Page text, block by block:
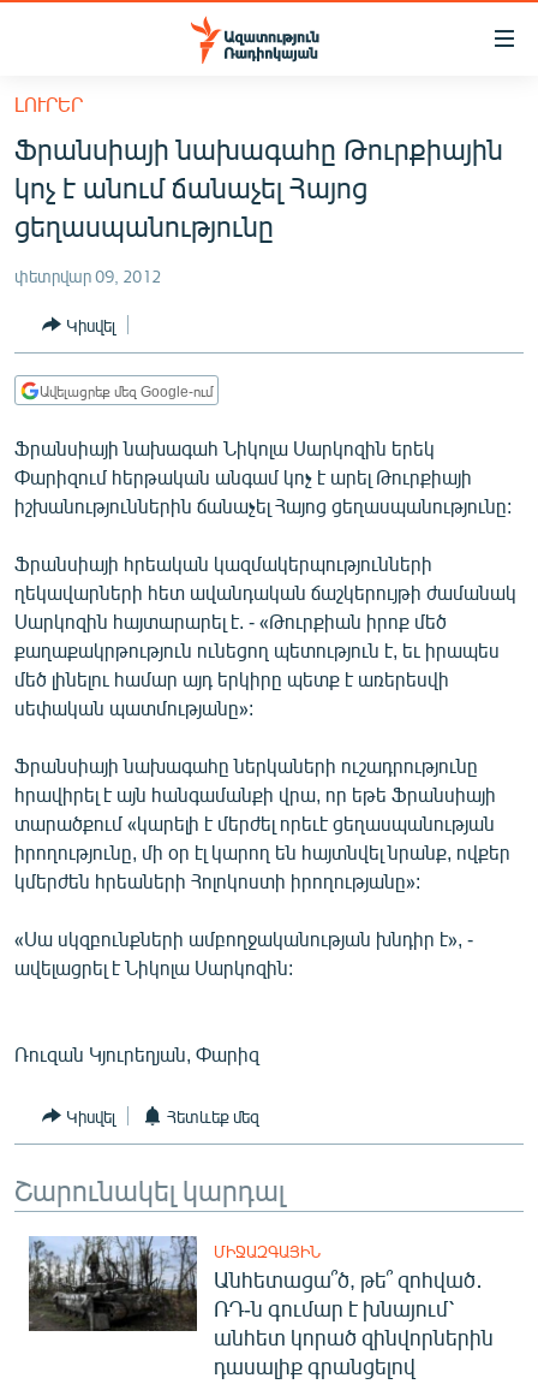
Մատչելիության
հիմնական
բովանդակությանը
Անցնել
հիմնական
մենյուին
ՀԱՅԱՍՏԱՆ
ՔԱՂԱՔԱԿԱՆ
ՀԱՍԱՐԱԿՈՒԹՅՈՒՆ
ՏՆՏԵՍՈՒԹՅՈՒՆ
ՊԱՏԵՐԱԶՄԻ 6 ՇԱԲԱԹՆԵՐԸ
ՏԱՐԱԾԱՇՐՋԱՆ
ՄԻՋԱԶԳԱՅԻՆ
ՄՇԱԿՈՒՅԹ
ՍՊՈՐՏ
ՄԵԿՆԱԲԱՆՈՒԹՅՈՒՆ
ԿՈՐՈՆԱՎԻՐՈՒՍ
ԱՐԽԻՎ
ՏԵՍԱՆՅՈՒԹԵՐ
ՁԳՏԵԼՈՎ ԼԱՎԱԳՈՒՅՆԻՆ
Հայերեն
Русский
ՀԵՏԵՎԵՔ ՄԵԶ
«Ազատության» բոլոր կայքերը
ԼՈՒՐԵՐ
Ֆրանսիայի նախագահը Թուրքիային
կոչ է անում ճանաչել Հայոց
ցեղասպանությունը
փետրվար 09, 2012
Կիսվել
Ավելացրեք մեզ Google-ում
Ֆրանսիայի նախագահ Նիկոլա Սարկոզին երեկ
Փարիզում հերթական անգամ կոչ է արել Թուրքիայի
իշխանություններին ճանաչել Հայոց ցեղասպանությունը:
Ֆրանսիայի հրեական կազմակերպությունների
ղեկավարների հետ ավանդական ճաշկերույթի ժամանակ
Սարկոզին հայտարարել է. - «Թուրքիան իրոք մեծ
քաղաքակրթություն ունեցող պետություն է, եւ իրապես
մեծ լինելու համար այդ երկիրը պետք է առերեսվի
սեփական պատմությանը»:
Ֆրանսիայի նախագահը ներկաների ուշադրությունը
հրավիրել է այն հանգամանքի վրա, որ եթե Ֆրանսիայի
տարածքում «կարելի է մերժել որեւէ ցեղասպանության
իրողությունը, մի օր էլ կարող են հայտնվել նրանք, ովքեր
կմերժեն հրեաների Հոլոկոստի իրողությանը»:
«Սա սկզբունքների ամբողջականության խնդիր է», -
ավելացրել է Նիկոլա Սարկոզին:
Ռուզան Կյուրեղյան, Փարիզ
Կիսվել Հետևեք մեզ
Շարունակել կարդալ
ՄԻՋԱԶԳԱՅԻՆ
Անհետացա՞ծ, թե՞ զոհված․
ՌԴ-ն գումար է խնայում՝
անհետ կորած զինվորներին
դասալիք գրանցելով